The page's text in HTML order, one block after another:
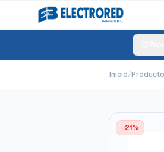
Inicio/
−21%